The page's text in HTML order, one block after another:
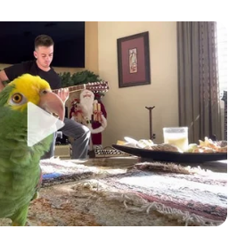
CƏMİYYƏT
vakansiya seçimi
0 0